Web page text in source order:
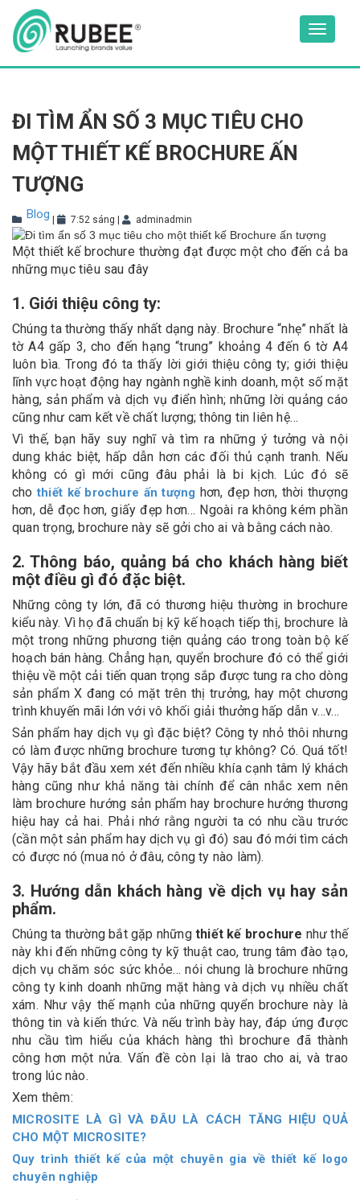
content
Toggle
ĐI TÌM ẨN SỐ 3 MỤC TIÊU CHO
MỘT THIẾT KẾ BROCHURE ẤN
TƯỢNG
Blog 7:52 sáng adminadmin
Một thiết kế brochure thường đạt được một cho đến cả ba
những mục tiêu sau đây
1. Giới thiệu công ty:
Chúng ta thường thấy nhất dạng này. Brochure “nhẹ” nhất là
tờ A4 gấp 3, cho đến hạng “trung” khoảng 4 đến 6 tờ A4
luôn bìa. Trong đó ta thấy lời giới thiệu công ty; giới thiệu
lĩnh vực hoạt động hay ngành nghề kinh doanh, một số mặt
hàng, sản phẩm và dịch vụ điển hình; những lời quảng cáo
cũng như cam kết về chất lượng; thông tin liên hệ…
Vì thế, bạn hãy suy nghĩ và tìm ra những ý tưởng và nội
dung khác biệt, hấp dẫn hơn các đối thủ cạnh tranh. Nếu
không có gì mới cũng đâu phải là bi kịch. Lúc đó sẽ
chothiết kế brochure ấn tượng hơn, đẹp hơn, thời thượng
hơn, dễ đọc hơn, giấy đẹp hơn… Ngoài ra không kém phần
quan trọng, brochure này sẽ gởi cho ai và bằng cách nào.
2. Thông báo, quảng bá cho khách hàng biết
một điều gì đó đặc biệt.
Những công ty lớn, đã có thương hiệu thường in brochure
kiểu này. Vì họ đã chuẩn bị kỹ kế hoạch tiếp thị, brochure là
một trong những phương tiện quảng cáo trong toàn bộ kế
hoạch bán hàng. Chẳng hạn, quyển brochure đó có thể giới
thiệu về một cải tiến quan trọng sắp được tung ra cho dòng
sản phẩm X đang có mặt trên thị trưởng, hay một chương
trình khuyến mãi lớn với vô khối giải thưởng hấp dẫn v…v…
Sản phẩm hay dịch vụ gì đặc biệt? Công ty nhỏ thôi nhưng
có làm được những brochure tương tự không? Có. Quá tốt!
Vậy hãy bắt đầu xem xét đến nhiều khía cạnh tâm lý khách
hàng cũng như khả năng tài chính để cân nhắc xem nên
làm brochure hướng sản phẩm hay brochure hướng thương
hiệu hay cả hai. Phải nhớ rằng người ta có nhu cầu trước
(cần một sản phẩm hay dịch vụ gì đó) sau đó mới tìm cách
có được nó (mua nó ở đâu, công ty nào làm).
3. Hướng dẫn khách hàng về dịch vụ hay sản
phẩm.
Chúng ta thường bắt gặp những thiết kế brochure như thế
này khi đến những công ty kỹ thuật cao, trung tâm đào tạo,
dịch vụ chăm sóc sức khỏe… nói chung là brochure những
công ty kinh doanh những mặt hàng và dịch vụ nhiều chất
xám. Như vậy thế mạnh của những quyển brochure này là
thông tin và kiến thức. Và nếu trình bày hay, đáp ứng được
nhu cầu tìm hiểu của khách hàng thì brochure đã thành
công hơn một nửa. Vấn đề còn lại là trao cho ai, và trao
trong lúc nào.
Xem thêm:
MICROSITE LÀ GÌ VÀ ĐÂU LÀ CÁCH TĂNG HIỆU QUẢ
CHO MỘT MICROSITE?
Quy trình thiết kế của một chuyên gia về thiết kế logo
chuyên nghiệp